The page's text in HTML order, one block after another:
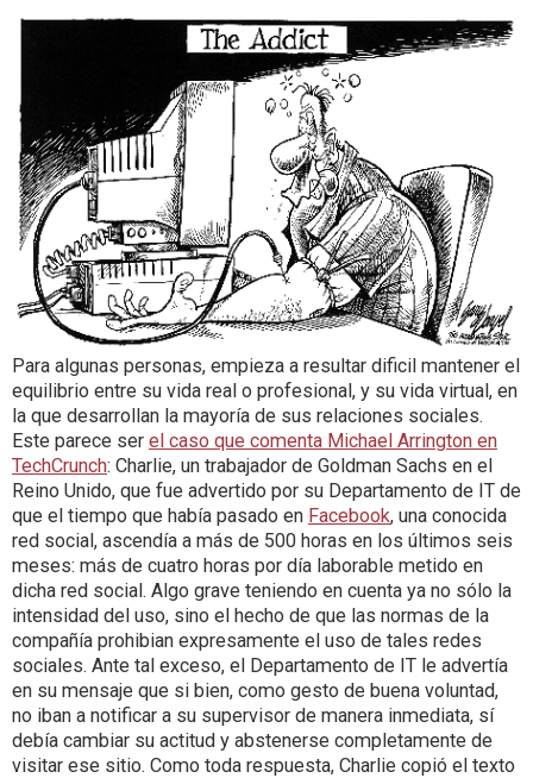
Para algunas personas, empieza a resultar dificil mantener el
equilibrio entre su vida real o profesional, y su vida virtual, en
la que desarrollan la mayoría de sus relaciones sociales.
Este parece ser el caso que comenta Michael Arrington en
TechCrunch: Charlie, un trabajador de Goldman Sachs en el
Reino Unido, que fue advertido por su Departamento de IT de
que el tiempo que había pasado en Facebook, una conocida
red social, ascendía a más de 500 horas en los últimos seis
meses: más de cuatro horas por día laborable metido en
dicha red social. Algo grave teniendo en cuenta ya no sólo la
intensidad del uso, sino el hecho de que las normas de la
compañía prohibian expresamente el uso de tales redes
sociales. Ante tal exceso, el Departamento de IT le advertía
en su mensaje que si bien, como gesto de buena voluntad,
no iban a notificar a su supervisor de manera inmediata, sí
debía cambiar su actitud y abstenerse completamente de
visitar ese sitio. Como toda respuesta, Charlie copió el texto